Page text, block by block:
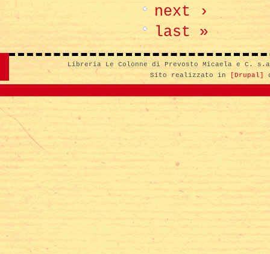
next ›
last »
Libreria Le Colonne di Prevosto Micaela e C.
Sito realizzato in
[Drupal]